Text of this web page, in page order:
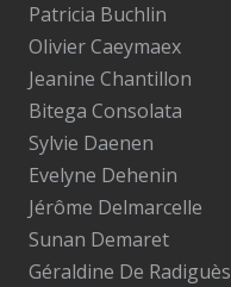
Patricia Buchlin
Olivier Caeymaex
Jeanine Chantillon
Bitega Consolata
Sylvie Daenen
Evelyne Dehenin
Jérôme Delmarcelle
Sunan Demaret
Géraldine De Radiguès